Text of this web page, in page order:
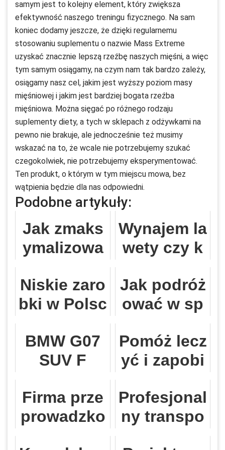
samym jest to kolejny element, który zwiększa
efektywność naszego treningu fizycznego. Na sam
koniec dodamy jeszcze, że dzięki regularnemu
stosowaniu suplementu o nazwie Mass Extreme
uzyskać znacznie lepszą rzeźbę naszych mięśni, a więc
tym samym osiągamy, na czym nam tak bardzo zależy,
osiągamy nasz cel, jakim jest wyższy poziom masy
mięśniowej i jakim jest bardziej bogata rzeźba
mięśniowa. Można sięgać po różnego rodzaju
suplementy diety, a tych w sklepach z odżywkami na
pewno nie brakuje, ale jednocześnie też musimy
wskazać na to, że wcale nie potrzebujemy szukać
czegokolwiek, nie potrzebujemy eksperymentować.
Ten produkt, o którym w tym miejscu mowa, bez
wątpienia będzie dla nas odpowiedni.
Podobne artykuły:
Jak zmaks
ymalizowa
minimalizo
wać stres
Wynajem la
wety czy k
ałe?
Niskie zaro
bki w Polsc
Jak podróż
ować w sp
azny dla śr
odowiska?
BMW G07
SUV F
Pomóż lecz
yć i zapobi
m pleców d
zięki tej rad
Firma prze
prowadzko
Profesjonal
ny transpo